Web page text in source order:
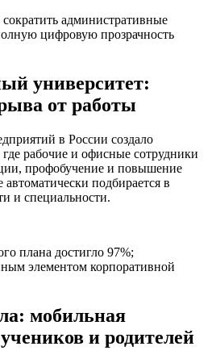
административные
цифровую прозрачность
университет:
от работы
в России создало
рабочие и офисные сотрудники
профобучение и повышение
подбирается в
и специальности.
плана достигло 97%;
элементом корпоративной
мобильная
и родителей